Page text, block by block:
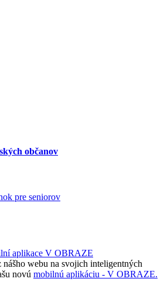
občanov
pre seniorov
nášho webu na svojich inteligentných
novú mobilnú aplikáciu - V OBRAZE.